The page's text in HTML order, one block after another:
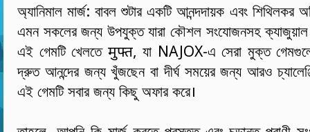
অ্যানিমাল মার্জ: বাবল শুটার একটি আনন্দদায়ক এবং শিথিলকর
এমন সকলের জন্য উপযুক্ত যারা কৌশল সংযোজনসহ ক্যাজুয়াল
এই গেমটি খেলতে मुफ्त, যা NAJOX-এ সেরা মুক্ত
দ্রুত আনন্দের জন্য খুঁজছেন বা দীর্ঘ সময়ের জন্য আরও
এই গেমটি সবার জন্য কিছু অফার করে।